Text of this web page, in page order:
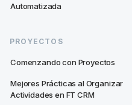
Automatizada
PROYECTOS
Comenzando con Proyectos
Mejores Prácticas al Organizar
Actividades en FT CRM
Automatizada?
Una Actividad
como una Actividad o
es una actividad que no